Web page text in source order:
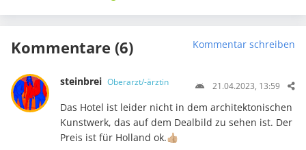
Kommentare (6) Kommentar schreiben
steinbrei Oberarzt/-ärztin 21.04.2023, 13:59
Das Hotel ist leider nicht in dem architektonischen
Kunstwerk, das auf dem Dealbild zu sehen ist. Der
Preis ist für Holland ok.👍🏼